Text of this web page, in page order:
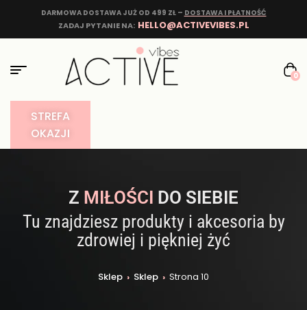
DARMOWA DOSTAWA JUŻ OD 499 ZŁ – DOSTAWA I PŁATNOŚĆ
ZADAJ PYTANIE NA: HELLO@ACTIVEVIBES.PL
0
STREFA
OKAZJI
Z MIŁOŚCI DO SIEBIE
Tu znajdziesz produkty i akcesoria by
zdrowiej i piękniej żyć
Sklep › Sklep › Strona 10